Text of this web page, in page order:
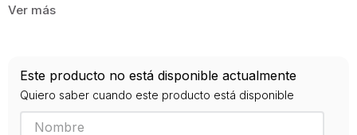
Editorial
2017
Este producto no está disponible actualmente
Quiero saber cuando este producto está disponible